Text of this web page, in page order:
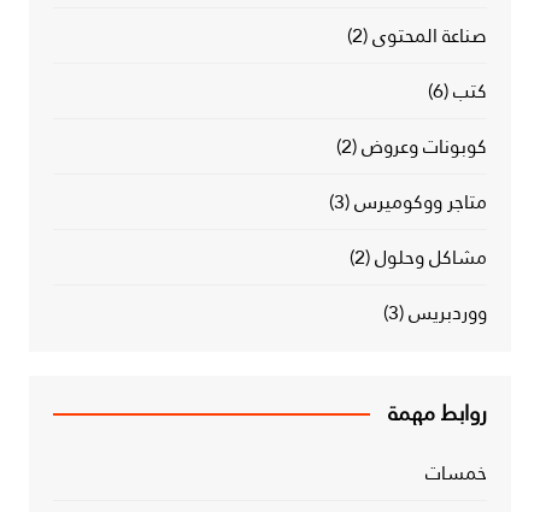
صناعة المحتوى(2)
كتب(6)
كوبونات وعروض(2)
متاجر ووكوميرس(3)
مشاكل وحلول(2)
ووردبريس(3)
روابط مهمة
خمسات